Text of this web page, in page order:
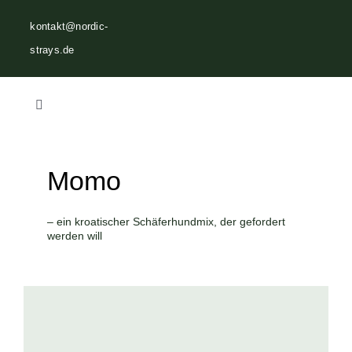
Inhalt
springen
kontakt@nordic-
strays.de
Momo
– ein kroatischer Schäferhundmix, der gefordert
werden will